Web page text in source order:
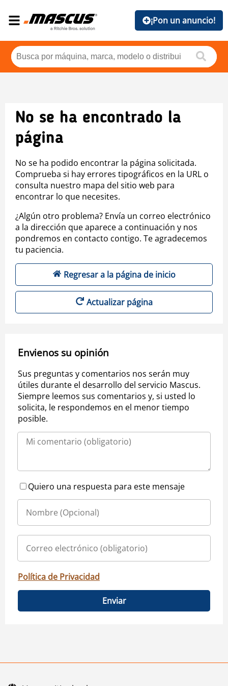
¡Pon un anuncio!
No se ha encontrado la
página
No se ha podido encontrar la página solicitada.
Comprueba si hay errores tipográficos en la URL o
consulta nuestro mapa del sitio web para
encontrar lo que necesites.
¿Algún otro problema? Envía un correo electrónico
a la dirección que aparece a continuación y nos
pondremos en contacto contigo. Te agradecemos
tu paciencia.
Regresar a la página de inicio
Actualizar página
Envienos su opinión
Sus preguntas y comentarios nos serán muy
útiles durante el desarrollo del servicio Mascus.
Siempre leemos sus comentarios y, si usted lo
solicita, le respondemos en el menor tiempo
posible.
Quiero una respuesta para este mensaje
Política de Privacidad
Enviar